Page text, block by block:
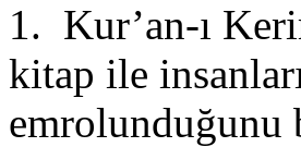
1. Kur’an-ı
kitap ile
emrolunduğunu